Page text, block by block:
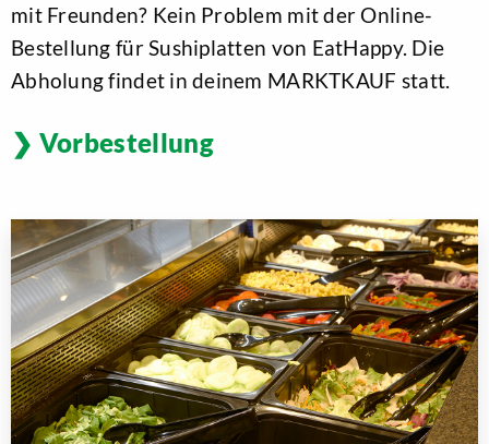
mit Freunden? Kein Problem mit der Online-
Bestellung für Sushiplatten von EatHappy. Die
Abholung findet in deinem MARKTKAUF statt.
Vorbestellung